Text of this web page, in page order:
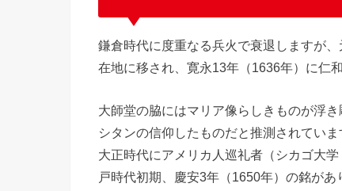
鎌倉時代に度重なる兵火で衰退しますが
在地に移され、寛永13年（1636年）に仁
大師堂の脇にはマリア像らしきものが浮
シタンの信仰したものだと推測されていま
大正時代にアメリカ人巡礼者（シカゴ大
戸時代初期、慶安3年（1650年）の銘が